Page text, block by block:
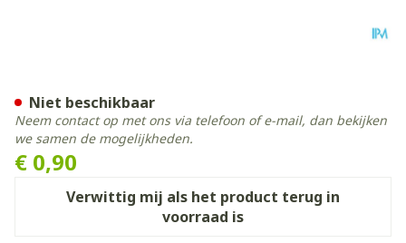
€ 0,90
Verwittig mij als het product terug in
voorraad is
Niet beschikbaar
Neem contact op met ons via telefoon of e-mail, dan bekijken
we samen de mogelijkheden.